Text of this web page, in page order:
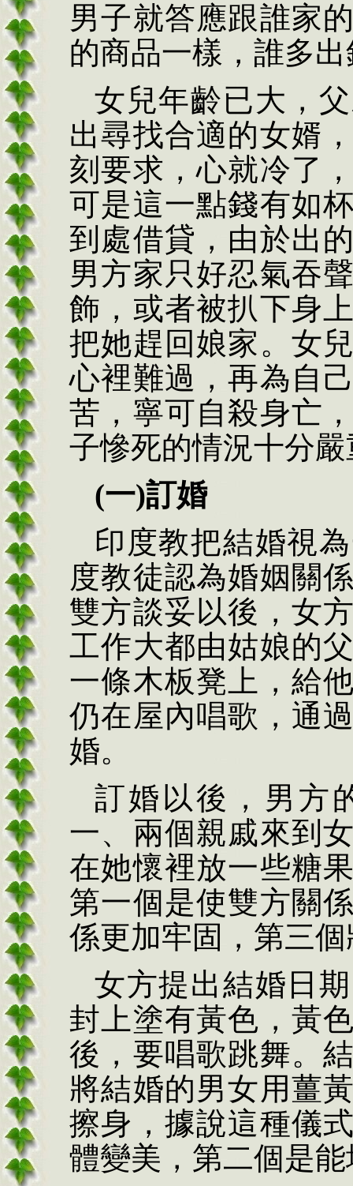
男子就答應跟誰家
的商品一樣，誰多
女兒年齡已大，
出尋找合適的女婿
刻要求，心就冷了
可是這一點錢有如
到處借貸，由於出
男方家只好忍氣吞
飾，或者被扒下身
把她趕回娘家。女
心裡難過，再為自
苦，寧可自殺身亡
子慘死的情況十分
(一)訂婚
印度教把結婚視
度教徒認為婚姻關
雙方談妥以後，女
工作大都由姑娘的
一條木板凳上，給
仍在屋內唱歌，通
婚。
訂婚以後，男方
一、兩個親戚來到
在她懷裡放一些糖
第一個是使雙方關
係更加牢固，第三
女方提出結婚日
封上塗有黃色，黃
後，要唱歌跳舞。
將結婚的男女用薑
擦身，據說這種儀
體變美，第二個是